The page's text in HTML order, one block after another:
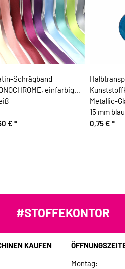
Schrägband
einfarbig
€ *
Metallic-
15 mm blau
0,75 € *
#STOFFEKONTOR
KAUFEN
Montag: